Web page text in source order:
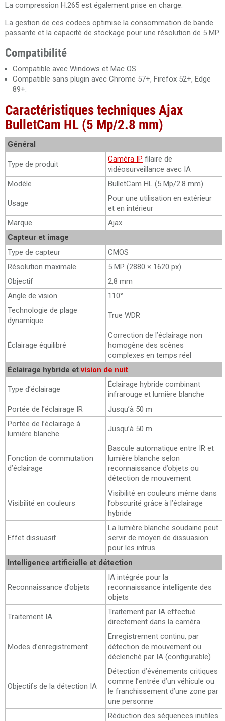
La compression H.265 est également prise en charge.
La gestion de ces codecs optimise la consommation de bande
passante et la capacité de stockage pour une résolution de 5 MP.
Compatibilité
Compatible avec Windows et Mac OS.
Compatible sans plugin avec Chrome 57+, Firefox 52+, Edge
89+.
Caractéristiques techniques Ajax
BulletCam HL (5 Mp/2.8 mm)
Général
Type de produit
Caméra IP filaire de
vidéosurveillance avec IA
Modèle
BulletCam HL (5 Mp/2.8 mm)
Usage
Pour une utilisation en extérieur
et en intérieur
Marque
Ajax
Capteur et image
Type de capteur
CMOS
Résolution maximale
5 MP (2880 × 1620 px)
Objectif
2,8 mm
Angle de vision
110°
Technologie de plage
dynamique
True WDR
Éclairage équilibré
Correction de l’éclairage non
homogène des scènes
complexes en temps réel
Éclairage hybride etvision de nuit
Type d’éclairage
Éclairage hybride combinant
infrarouge et lumière blanche
Portée de l’éclairage IR
Jusqu’à 50 m
Portée de l’éclairage à
lumière blanche
Jusqu’à 50 m
Fonction de commutation
d’éclairage
Bascule automatique entre IR et
lumière blanche selon
reconnaissance d’objets ou
détection de mouvement
Visibilité en couleurs
Visibilité en couleurs même dans
l’obscurité grâce à l’éclairage
hybride
Effet dissuasif
La lumière blanche soudaine peut
servir de moyen de dissuasion
pour les intrus
Intelligence artificielle et détection
Reconnaissance d’objets
IA intégrée pour la
reconnaissance intelligente des
objets
Traitement IA
Traitement par IA effectué
directement dans la caméra
Modes d’enregistrement
Enregistrement continu, par
détection de mouvement ou
déclenché par IA (configurable)
Objectifs de la détection IA
Détection d’événements critiques
comme l’entrée d’un véhicule ou
le franchissement d’une zone par
une personne
Réduction des séquences inutiles